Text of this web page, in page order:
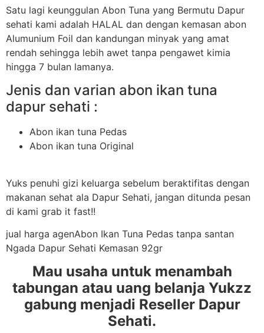
Satu lagi keunggulan Abon Tuna yang Bermutu Dapur
sehati kami adalah HALAL dan dengan kemasan abon
Alumunium Foil dan kandungan minyak yang amat
rendah sehingga lebih awet tanpa pengawet kimia
hingga 7 bulan lamanya.
Jenis dan varian abon ikan tuna
dapur sehati :
Abon ikan tuna Pedas
Abon ikan tuna Original
Yuks penuhi gizi keluarga sebelum beraktifitas dengan
makanan sehat ala Dapur Sehati, jangan ditunda pesan
di kami grab it fast!!
jual harga agenAbon Ikan Tuna Pedas tanpa santan
Ngada Dapur Sehati Kemasan 92gr
Mau usaha untuk menambah
tabungan atau uang belanja Yukzz
gabung menjadi Reseller Dapur
Sehati.